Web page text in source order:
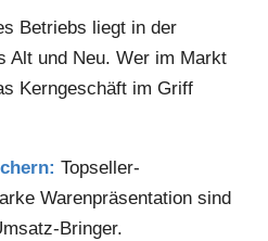
Betriebs liegt in der
Alt und Neu. Wer im Markt
Kerngeschäft im Griff
Topseller-
Warenpräsentation sind
Bringer.